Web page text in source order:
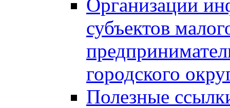
Организации
субъектов
городского
Полезные